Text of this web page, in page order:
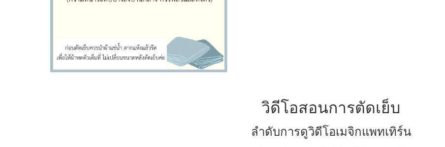
วิดีโอสอนการตัดเย็บ
ลำดับการดูวิดีโอเมจิกแพทเทิร์น